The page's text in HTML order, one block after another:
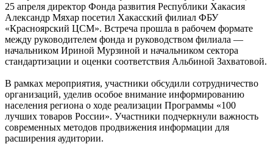
25 апреля директор Фонда развития Республики Хакасия
Александр Мяхар посетил Хакасский филиал ФБУ
«Красноярский ЦСМ». Встреча прошла в рабочем формате
между руководителем фонда и руководством филиала —
начальником Ириной Мурзиной и начальником сектора
стандартизации и оценки соответствия Альбиной Захватовой.
В рамках мероприятия, участники обсудили сотрудничество
организаций, уделив особое внимание информированию
населения региона о ходе реализации Программы «100
лучших товаров России». Участники подчеркнули важность
современных методов продвижения информации для
расширения аудитории.